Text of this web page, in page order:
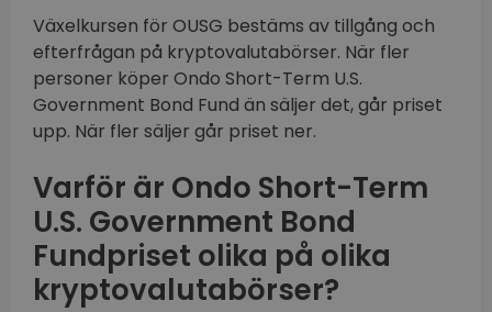
Växelkursen för OUSG bestäms av tillgång och
efterfrågan på kryptovalutabörser. När fler
personer köper Ondo Short-Term U.S.
Government Bond Fund än säljer det, går priset
upp. När fler säljer går priset ner.
Varför är Ondo Short-Term
U.S. Government Bond
Fundpriset olika på olika
kryptovalutabörser?